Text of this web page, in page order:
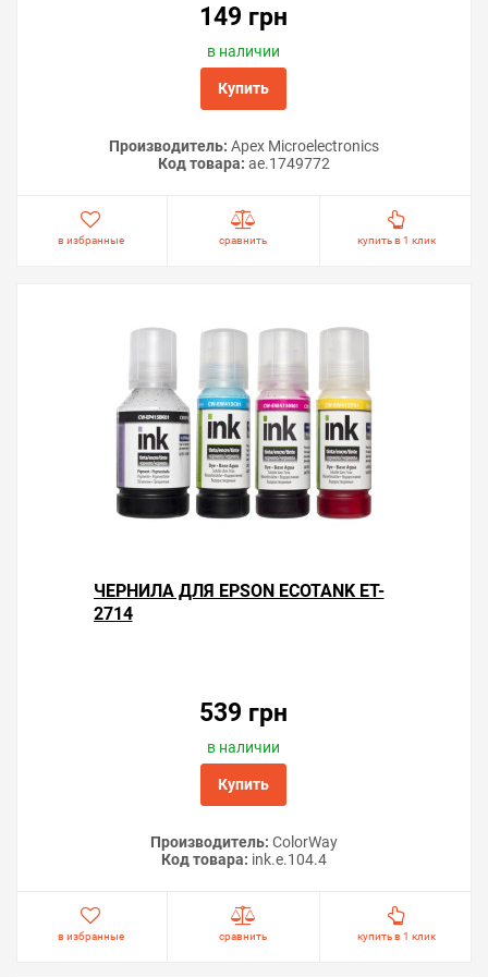
149 грн
в наличии
Купить
Производитель: Apex Microelectronics
Код товара: ae.1749772
в избранные сравнить купить в 1 клик
ЧЕРНИЛА ДЛЯ EPSON ECOTANK ET-
2714
539 грн
в наличии
Купить
Производитель: ColorWay
Код товара: ink.e.104.4
в избранные сравнить купить в 1 клик